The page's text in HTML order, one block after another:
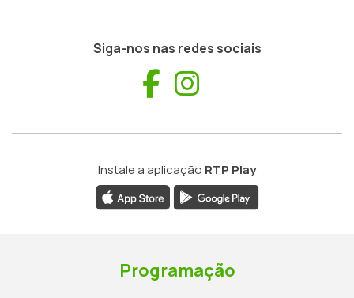
Siga-nos nas redes sociais
Facebook
Instale a aplicação RTP Play
Programação